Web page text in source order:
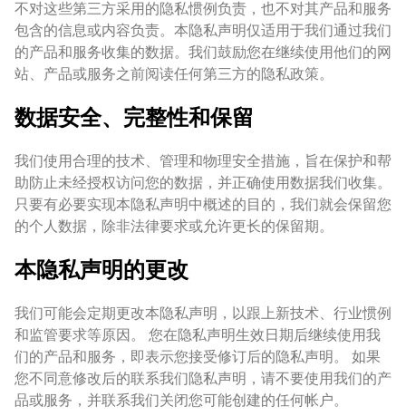
不对这些第三方采用的隐私惯例负责，也不对其产品和服务
包含的信息或内容负责。本隐私声明仅适用于我们通过我们
的产品和服务收集的数据。我们鼓励您在继续使用他们的网
站、产品或服务之前阅读任何第三方的隐私政策。
数据安全、完整性和保留
我们使用合理的技术、管理和物理安全措施，旨在保护和帮
助防止未经授权访问您的数据，并正确使用数据我们收集。
只要有必要实现本隐私声明中概述的目的，我们就会保留您
的个人数据，除非法律要求或允许更长的保留期。
本隐私声明的更改
我们可能会定期更改本隐私声明，以跟上新技术、行业惯例
和监管要求等原因。 您在隐私声明生效日期后继续使用我
们的产品和服务，即表示您接受修订后的隐私声明。 如果
您不同意修改后的联系我们隐私声明，请不要使用我们的产
品或服务，并联系我们关闭您可能创建的任何帐户。